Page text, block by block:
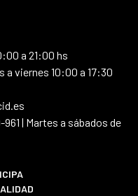
a 21:00 hs
viernes 10:00 a 17:30
| Martes a sábados de